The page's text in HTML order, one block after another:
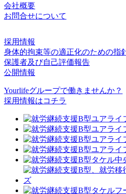
会社概要
お問合せについて
採用情報
身体的拘束等の適正化のための指
保護者及び自己評価報告
公開情報
Yourlifeグループで働きませんか？
採用情報はコチラ